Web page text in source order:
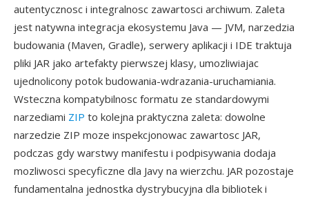
autentycznosc i integralnosc zawartosci archiwum. Zaleta
jest natywna integracja ekosystemu Java — JVM, narzedzia
budowania (Maven, Gradle), serwery aplikacji i IDE traktuja
pliki JAR jako artefakty pierwszej klasy, umozliwiajac
ujednolicony potok budowania-wdrazania-uruchamiania.
Wsteczna kompatybilnosc formatu ze standardowymi
narzediami ZIP to kolejna praktyczna zaleta: dowolne
narzedzie ZIP moze inspekcjonowac zawartosc JAR,
podczas gdy warstwy manifestu i podpisywania dodaja
mozliwosci specyficzne dla Javy na wierzchu. JAR pozostaje
fundamentalna jednostka dystrybucyjna dla bibliotek i